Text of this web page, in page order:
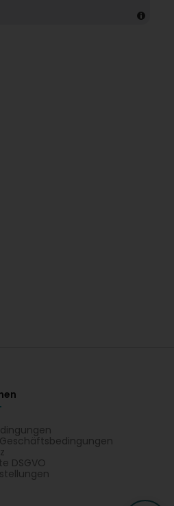
DSGVO